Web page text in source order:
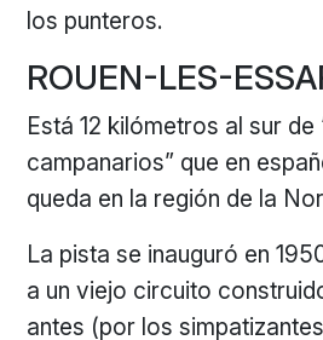
los punteros.
ROUEN-LES-
Está 12 kilómetros al sur de
campanarios” que en
queda en la región de la
La pista se inauguró en
a un viejo circuito
antes (por los